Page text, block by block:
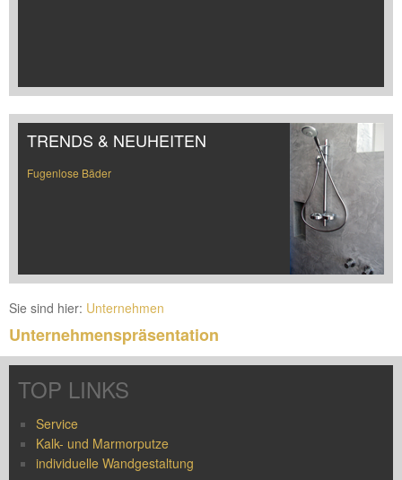
TRENDS & NEUHEITEN
Fugenlose Bäder
Sie sind hier: Unternehmen
Unternehmenspräsentation
TOP LINKS
Service
Kalk- und Marmorputze
individuelle Wandgestaltung